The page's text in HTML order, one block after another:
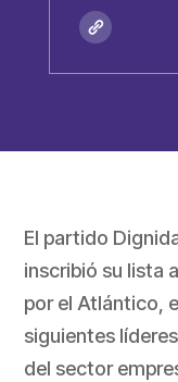
El partido
inscribió su lista
por el Atlántico,
siguientes
del sector